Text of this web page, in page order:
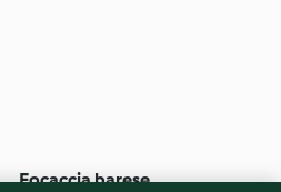
Focaccia barese